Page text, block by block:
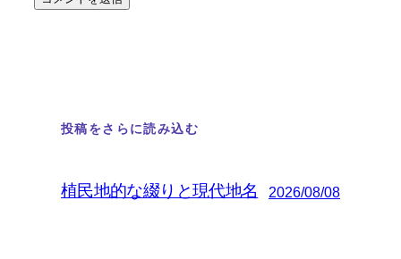
投稿をさらに読み込む
植民地的な綴りと現代地名 2026/08/08